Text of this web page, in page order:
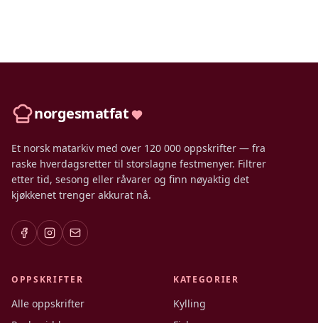
norgesmatfat
Et norsk matarkiv med over 120 000 oppskrifter — fra
raske hverdagsretter til storslagne festmenyer. Filtrer
etter tid, sesong eller råvarer og finn nøyaktig det
kjøkkenet trenger akkurat nå.
OPPSKRIFTER
Alle oppskrifter
KATEGORIER
Kylling